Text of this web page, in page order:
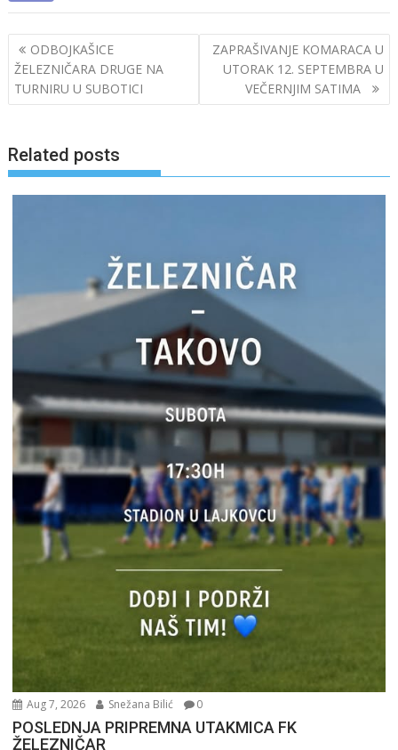
Post
navigation
ODBOJKAŠICE
ŽELEZNIČARA DRUGE NA
TURNIRU U SUBOTICI
ZAPRAŠIVANJE KOMARACA U
UTORAK 12. SEPTEMBRA U
VEČERNJIM SATIMA
Related posts
Aug 7, 2026 Snežana Bilić 0
POSLEDNJA PRIPREMNA UTAKMICA FK
ŽELEZNIČAR